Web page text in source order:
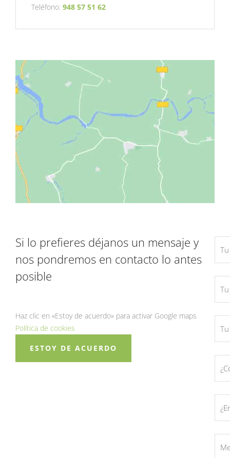
Teléfono: 948 57 51 62
Haz clic en «Estoy de acuerdo» para activar Google maps
Política de cookies
ESTOY DE ACUERDO
Si lo prefieres déjanos un mensaje y
nos pondremos en contacto lo antes
posible